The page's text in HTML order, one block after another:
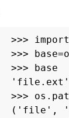
>>>
>>>
>>> base
'file.ext'
>>>
('file',